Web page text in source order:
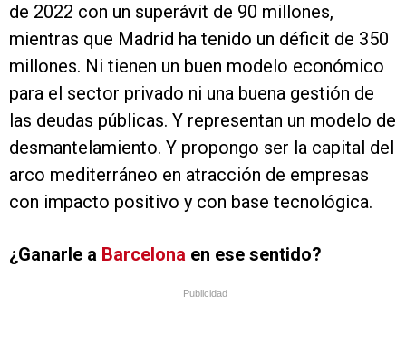
de 2022 con un superávit de 90 millones,
mientras que Madrid ha tenido un déficit de 350
millones. Ni tienen un buen modelo económico
para el sector privado ni una buena gestión de
las deudas públicas. Y representan un modelo de
desmantelamiento. Y propongo ser la capital del
arco mediterráneo en atracción de empresas
con impacto positivo y con base tecnológica.
¿Ganarle a Barcelona en ese sentido?
Publicidad